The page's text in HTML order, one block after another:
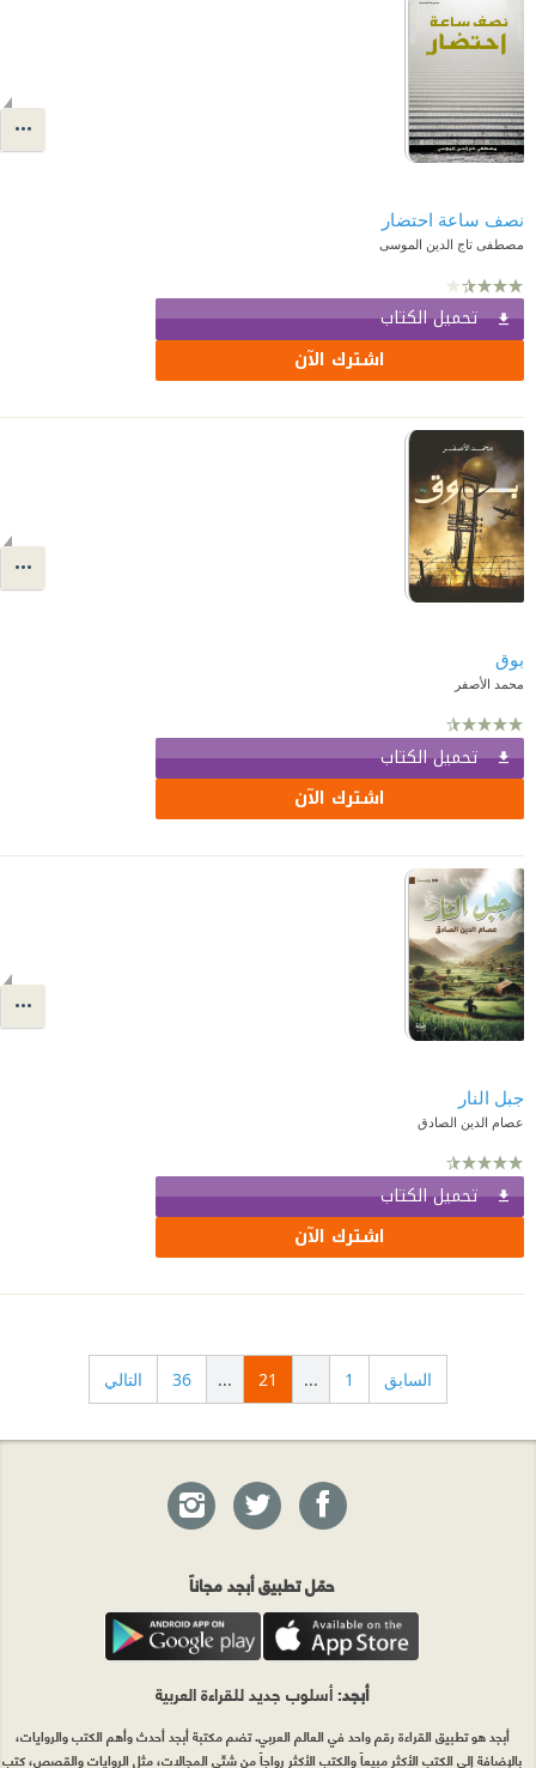
نصف ساعة احتضار
مصطفى تاج الدين الموسى
تحميل الكتاب
اشترك الآن
بوق
محمد الأصفر
تحميل الكتاب
اشترك الآن
جبل النار
عصام الدين الصادق
تحميل الكتاب
اشترك الآن
السابق 1
...
21
...
36 التالي
حمّل تطبيق أبجد مجاناً
أبجد: أسلوب جديد للقراءة العربية
أبجد هو تطبيق القراءة رقم واحد في العالم العربي. تضم مكتبة أبجد أحدث وأهم الكتب والروايات،
بالإضافة إلى الكتب الأكثر مبيعاً والكتب الأكثر رواجاً من شتّى المجالات، مثل الروايات والقصص، كتب